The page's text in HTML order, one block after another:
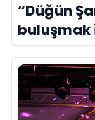
“Düğün
buluşmak